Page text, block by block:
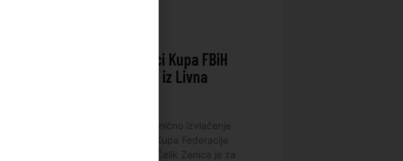
Čeliku u završnici Kupa FBiH
gostuje Troglavu iz Livna
Danas je održano zvanično izvlačenje
parova za završnicu Kupa Federacije
BiH. Nogometni klub Čelik Zenica je za